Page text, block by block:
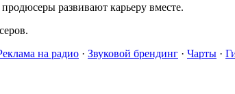
развивают карьеру вместе.
на радио · Звуковой брендинг · Чарты ·